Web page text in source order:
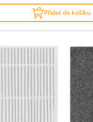
Přidat do košíku